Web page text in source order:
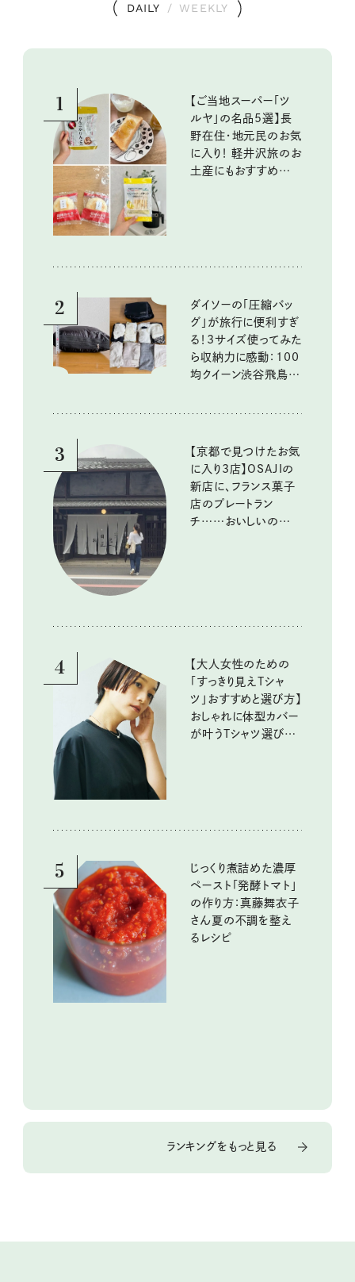
DAILY / WEEKLY
1
【ご当地スーパー「ツ
ルヤ」の名品5選】長
野在住・地元民のお気
に入り！ 軽井沢旅のお
土産にもおすすめのお
2
ダイソーの「圧縮バッ
グ」が旅行に便利すぎ
る！3サイズ使ってみた
ら収納力に感動：100
均クイーン渋谷飛鳥の
3
【京都で見つけたお気
に入り3店】OSAJIの
新店に、フランス菓子
店のプレートラン
チ……おいしいのんび
4
【大人女性のための
「すっきり見えTシャ
ツ」おすすめと選び方】
おしゃれに体型カバー
が叶うTシャツ選びの
5
じっくり煮詰めた濃厚
ペースト「発酵トマト」
の作り方：真藤舞衣子
さん夏の不調を整え
るレシピ
ランキングをもっと見る